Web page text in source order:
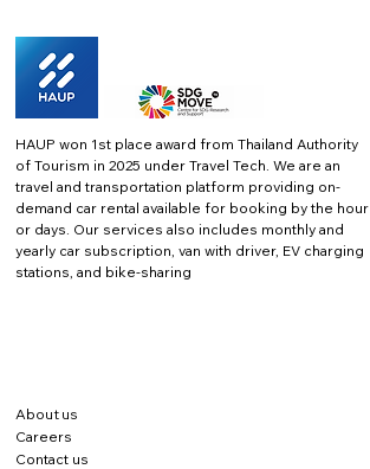
HAUP won 1st place award from Thailand Authority
of Tourism in 2025 under Travel Tech. We are an
travel and transportation platform providing on-
demand car rental available for booking by the hour
or days. Our services also includes monthly and
yearly car subscription, van with driver, EV charging
stations, and bike-sharing
About us
Careers
Contact us